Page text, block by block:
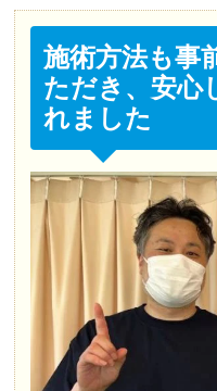
施術方法も事
ただき、安心
れました